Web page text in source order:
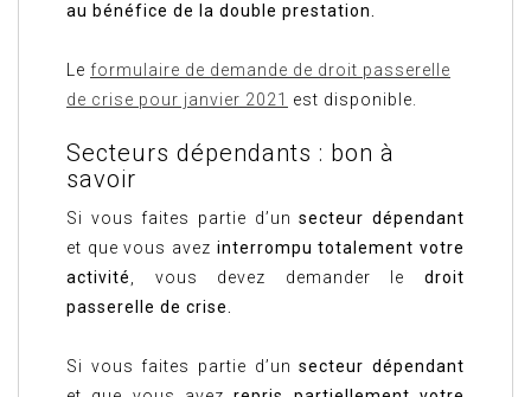
au bénéfice de la double prestation.
Le formulaire de demande de droit passerelle
de crise pour janvier 2021
est disponible.
Secteurs dépendants : bon à
savoir
Si vous faites partie d’unsecteur dépendant
et que vous avez interrompu totalement votre
activité
, vous devez demander le droit
passerelle de crise.
Si vous faites partie d’unsecteur dépendant